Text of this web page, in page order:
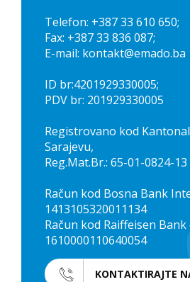
Telefon: +387 33 610 650;
Fax: +387 33 836 087;
E-mail: kontakt@emado.ba
ID br:4201929330005;
PDV br: 201929330005
Registrovano kod
Sarajevu,
Reg.Mat.Br.: 65-01-0824-13
Račun kod Bosna Bank
1413105320011134
Račun kod Raiffeisen Bank
1610000110640054
KONTAKTIRAJTE